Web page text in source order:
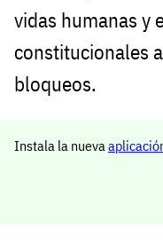
vidas humanas y
constitucionales
bloqueos.
Instala la nueva